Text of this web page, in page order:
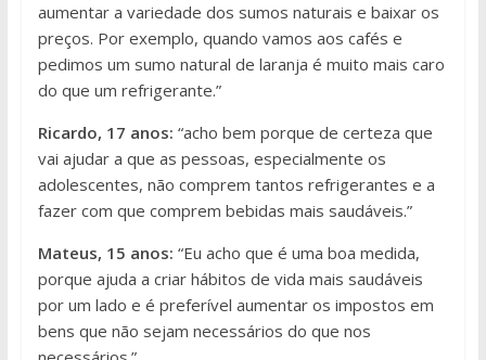
aumentar a variedade dos sumos naturais e baixar os
preços. Por exemplo, quando vamos aos cafés e
pedimos um sumo natural de laranja é muito mais caro
do que um refrigerante.”
Ricardo, 17 anos: “acho bem porque de certeza que
vai ajudar a que as pessoas, especialmente os
adolescentes, não comprem tantos refrigerantes e a
fazer com que comprem bebidas mais saudáveis.”
Mateus, 15 anos: “Eu acho que é uma boa medida,
porque ajuda a criar hábitos de vida mais saudáveis
por um lado e é preferível aumentar os impostos em
bens que não sejam necessários do que nos